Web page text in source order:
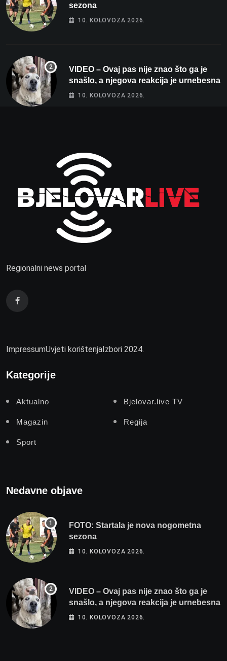
sezona
10. KOLOVOZA 2026.
VIDEO – Ovaj pas nije znao što ga je
snašlo, a njegova reakcija je urnebesna
10. KOLOVOZA 2026.
Regionalni news portal
ImpressumUvjeti korištenjaIzbori 2024.
Kategorije
Aktualno Bjelovar.live TV
Magazin Regija
Sport
Nedavne objave
FOTO: Startala je nova nogometna
sezona
10. KOLOVOZA 2026.
VIDEO – Ovaj pas nije znao što ga je
snašlo, a njegova reakcija je urnebesna
10. KOLOVOZA 2026.